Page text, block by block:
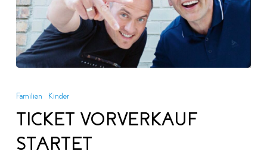
Familien Kinder
TICKET VORVERKAUF
STARTET